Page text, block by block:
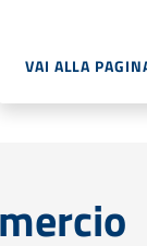
VAI ALLA